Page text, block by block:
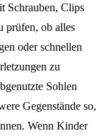
Schrauben, Clips
prüfen, ob alles
oder schnellen
zu
Sohlen
Gegenstände so,
Wenn Kinder